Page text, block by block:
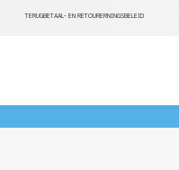
TERUGBETAAL- EN RETOURERNINGSBELEID